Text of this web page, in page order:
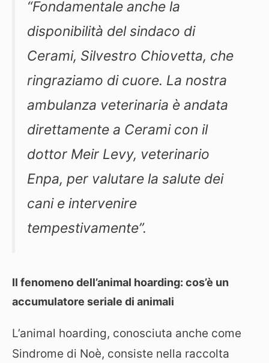
“Fondamentale anche la
disponibilità del sindaco di
Cerami, Silvestro Chiovetta, che
ringraziamo di cuore. La nostra
ambulanza veterinaria è andata
direttamente a Cerami con il
dottor Meir Levy, veterinario
Enpa, per valutare la salute dei
cani e intervenire
tempestivamente”.
Il fenomeno dell’animal hoarding: cos’è un
accumulatore seriale di animali
L’animal hoarding, conosciuta anche come
Sindrome di Noè, consiste nella raccolta